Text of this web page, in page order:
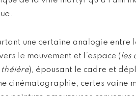
une certaine analogie entre
le mouvement et l’espace (les
), épousant le cadre et
cinématographie, certes vaine